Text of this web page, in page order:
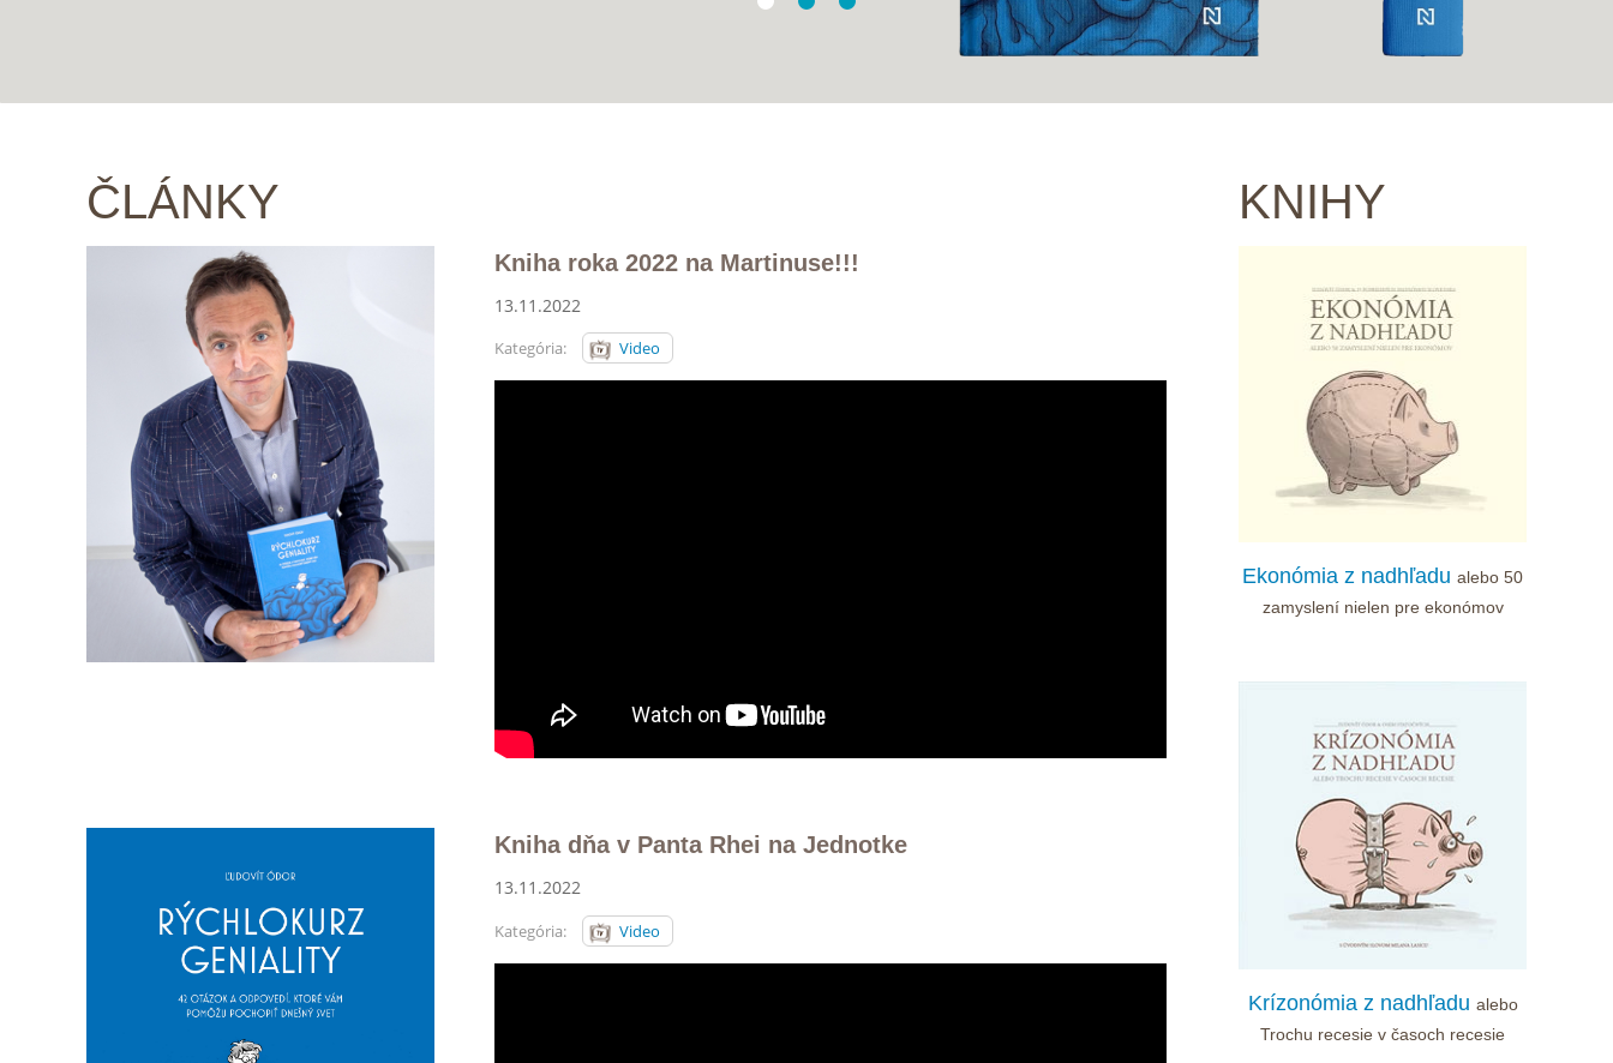
ČLÁNKY
Kniha roka 2022 na Martinuse!!!
13.11.2022
Kategória: Video
Kniha dňa v Panta Rhei na Jednotke
13.11.2022
Kategória: Video
KNIHY
Ekonómia z nadhľadu alebo 50
zamyslení nielen pre ekonómov
Krízonómia z nadhľadu alebo
Trochu recesie v časoch recesie